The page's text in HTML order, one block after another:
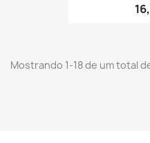
Mostrando 1-18 de um total